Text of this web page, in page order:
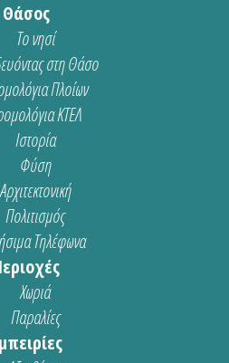
Θάσος
Το νησί
στη Θάσο
Πλοίων
ΚΤΕΛ
Ιστορία
Φύση
Αρχιτεκτονική
Πολιτισμός
Τηλέφωνα
Χωριά
Παραλίες